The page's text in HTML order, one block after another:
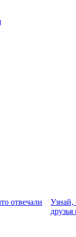
отвeчали
Узнай,